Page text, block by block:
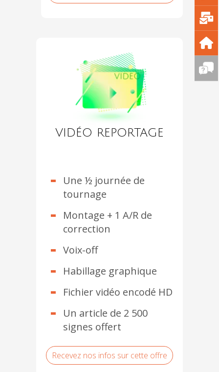
VIDÉO REPORTAGE
Une ½ journée de
tournage
Montage + 1 A/R de
correction
Voix-off
Habillage graphique
Fichier vidéo encodé HD
Un article de 2 500
signes offert
Recevez nos infos sur cette offre